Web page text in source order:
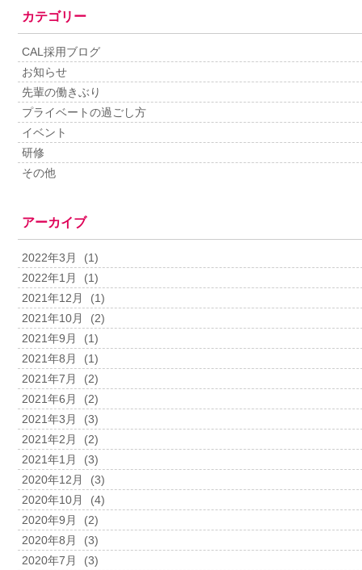
カテゴリー
CAL採用ブログ
お知らせ
先輩の働きぶり
プライベートの過ごし方
イベント
研修
その他
アーカイブ
2022年3月
(1)
2022年1月
(1)
2021年12月
(1)
2021年10月
(2)
2021年9月
(1)
2021年8月
(1)
2021年7月
(2)
2021年6月
(2)
2021年3月
(3)
2021年2月
(2)
2021年1月
(3)
2020年12月
(3)
2020年10月
(4)
2020年9月
(2)
2020年8月
(3)
2020年7月
(3)